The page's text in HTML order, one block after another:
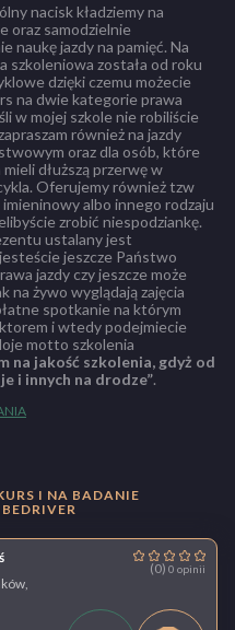
nacisk kładziemy na
oraz samodzielnie
naukę jazdy na pamięć. Na
szkoleniowa została od roku
dzięki czemu możecie
na dwie kategorie prawa
w mojej szkole nie robiliście
również na jazdy
oraz dla osób, które
dłuższą przerwę w
Oferujemy również tzw
albo innego rodzaju
zrobić niespodziankę.
ustalany jest
jeszcze Państwo
jazdy czy jeszcze może
na żywo wyglądają zajęcia
spotkanie na którym
i wtedy podejmiecie
motto szkolenia
na jakość szkolenia, gdyż od
i innych na drodze”.
I NA BADANIE
(0) 0 opinii